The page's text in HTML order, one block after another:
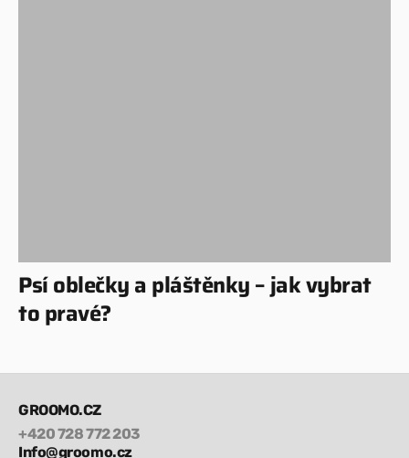
Psí oblečky a pláštěnky – jak vybrat
to pravé?
GROOMO.CZ
+420 728 772 203
Info@groomo.cz